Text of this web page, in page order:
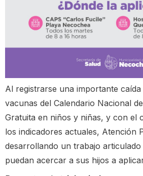
Al registrarse una importante
vacunas del Calendario Nacional
Gratuita en niños y niñas, y con el
los indicadores actuales, Atención
desarrollando un trabajo articulado
puedan acercar a sus hijos a